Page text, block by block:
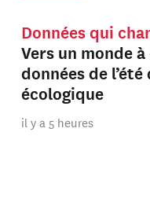
Données qui
Vers un monde à
données de
écologique
il y a 5 heures